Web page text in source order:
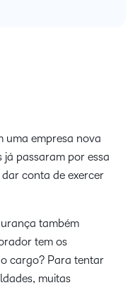
uma empresa nova
já passaram por essa
conta de exercer
também
tem os
cargo? Para tentar
muitas